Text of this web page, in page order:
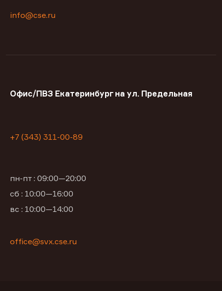
info@cse.ru
Офис/ПВЗ Екатеринбург на ул. Предельная
+7 (343) 311-00-89
пн-пт : 09:00—20:00
сб : 10:00—16:00
вс : 10:00—14:00
office@svx.cse.ru